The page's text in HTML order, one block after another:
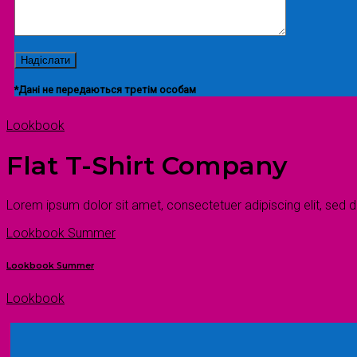
*Дані не передаються третім особам
Lookbook
Flat T-Shirt Company
Lorem ipsum dolor sit amet, consectetuer adipiscing elit, sed
Lookbook Summer
Lookbook Summer
Lookbook